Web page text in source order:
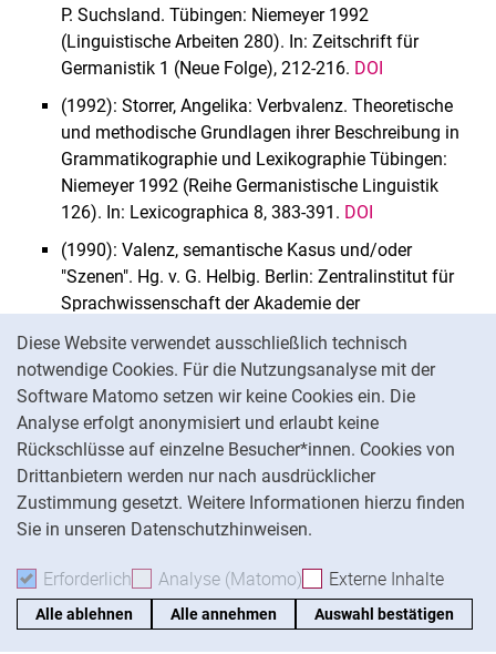
Diese Website verwendet ausschließlich technisch
notwendige Cookies. Für die Nutzungsanalyse mit der
Software Matomo setzen wir keine Cookies ein. Die
Analyse erfolgt anonymisiert und erlaubt keine
Rückschlüsse auf einzelne Besucher*innen. Cookies von
Drittanbietern werden nur nach ausdrücklicher
Zustimmung gesetzt. Weitere Informationen hierzu finden
Sie in unseren Datenschutzhinweisen.
Erforderlich Erforderliche Cookies akzeptieren
Analyse (Matomo) Analyse-Cookies
Externe Inhalte
Alle ablehnen Alle annehmen Auswahl bestätigen
P. Suchsland. Tübingen: Niemeyer 1992
(Linguistische Arbeiten 280). In: Zeit­schrift für
Germanistik 1 (Neue Folge), 212-216. DOI
(1992): Storrer, Angelika: Verbvalenz. Theoretische
und methodische Grundlagen ihrer Be­schreibung in
Grammatikographie und Lexikographie Tübingen:
Niemeyer 1992 (Reihe Ger­manistische Linguistik
126). In: Lexicographica 8, 383-391. DOI
(1990): Valenz, semantische Kasus und/oder
"Szenen". Hg. v. G. Helbig. Berlin: Zentralin­stitut für
Sprachwissenschaft der Akademie der
Reihe A 180). In: Zeitschrift für Germanistik 11, 627-
631.
(1985): Die viersprachige Schweiz. Hg. v. R.
Schläpfer. Zürich/Köln: Benziger 1982. In: Acta
Linguistica Academiae Scientiarum Hungaricae 35,
355-356.
Seite teilen: